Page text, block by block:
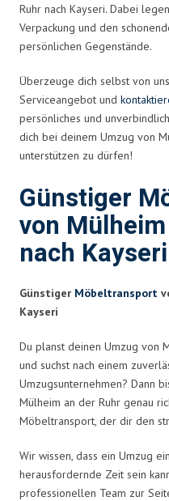
Ruhr nach Kayseri. Dabei
Verpackung und den
persönlichen Gegenstände.
Überzeuge dich selbst von
Serviceangebot und
persönliches und
dich bei deinem Umzug von
unterstützen zu dürfen!
Günstiger
von
nach Kayseri
Günstiger Möbeltransport
Kayseri
Du planst deinen Umzug von
und suchst nach einem
Umzugsunternehmen? Dann
Mülheim an der Ruhr genau
Möbeltransport, der dir den
Wir wissen, dass ein Umzug
herausfordernde Zeit sein
professionellen Team zur